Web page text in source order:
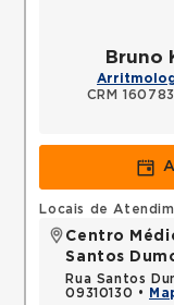
Bruno
CRM
Locais de
Centro
Santos
Rua Santos
09310130 •